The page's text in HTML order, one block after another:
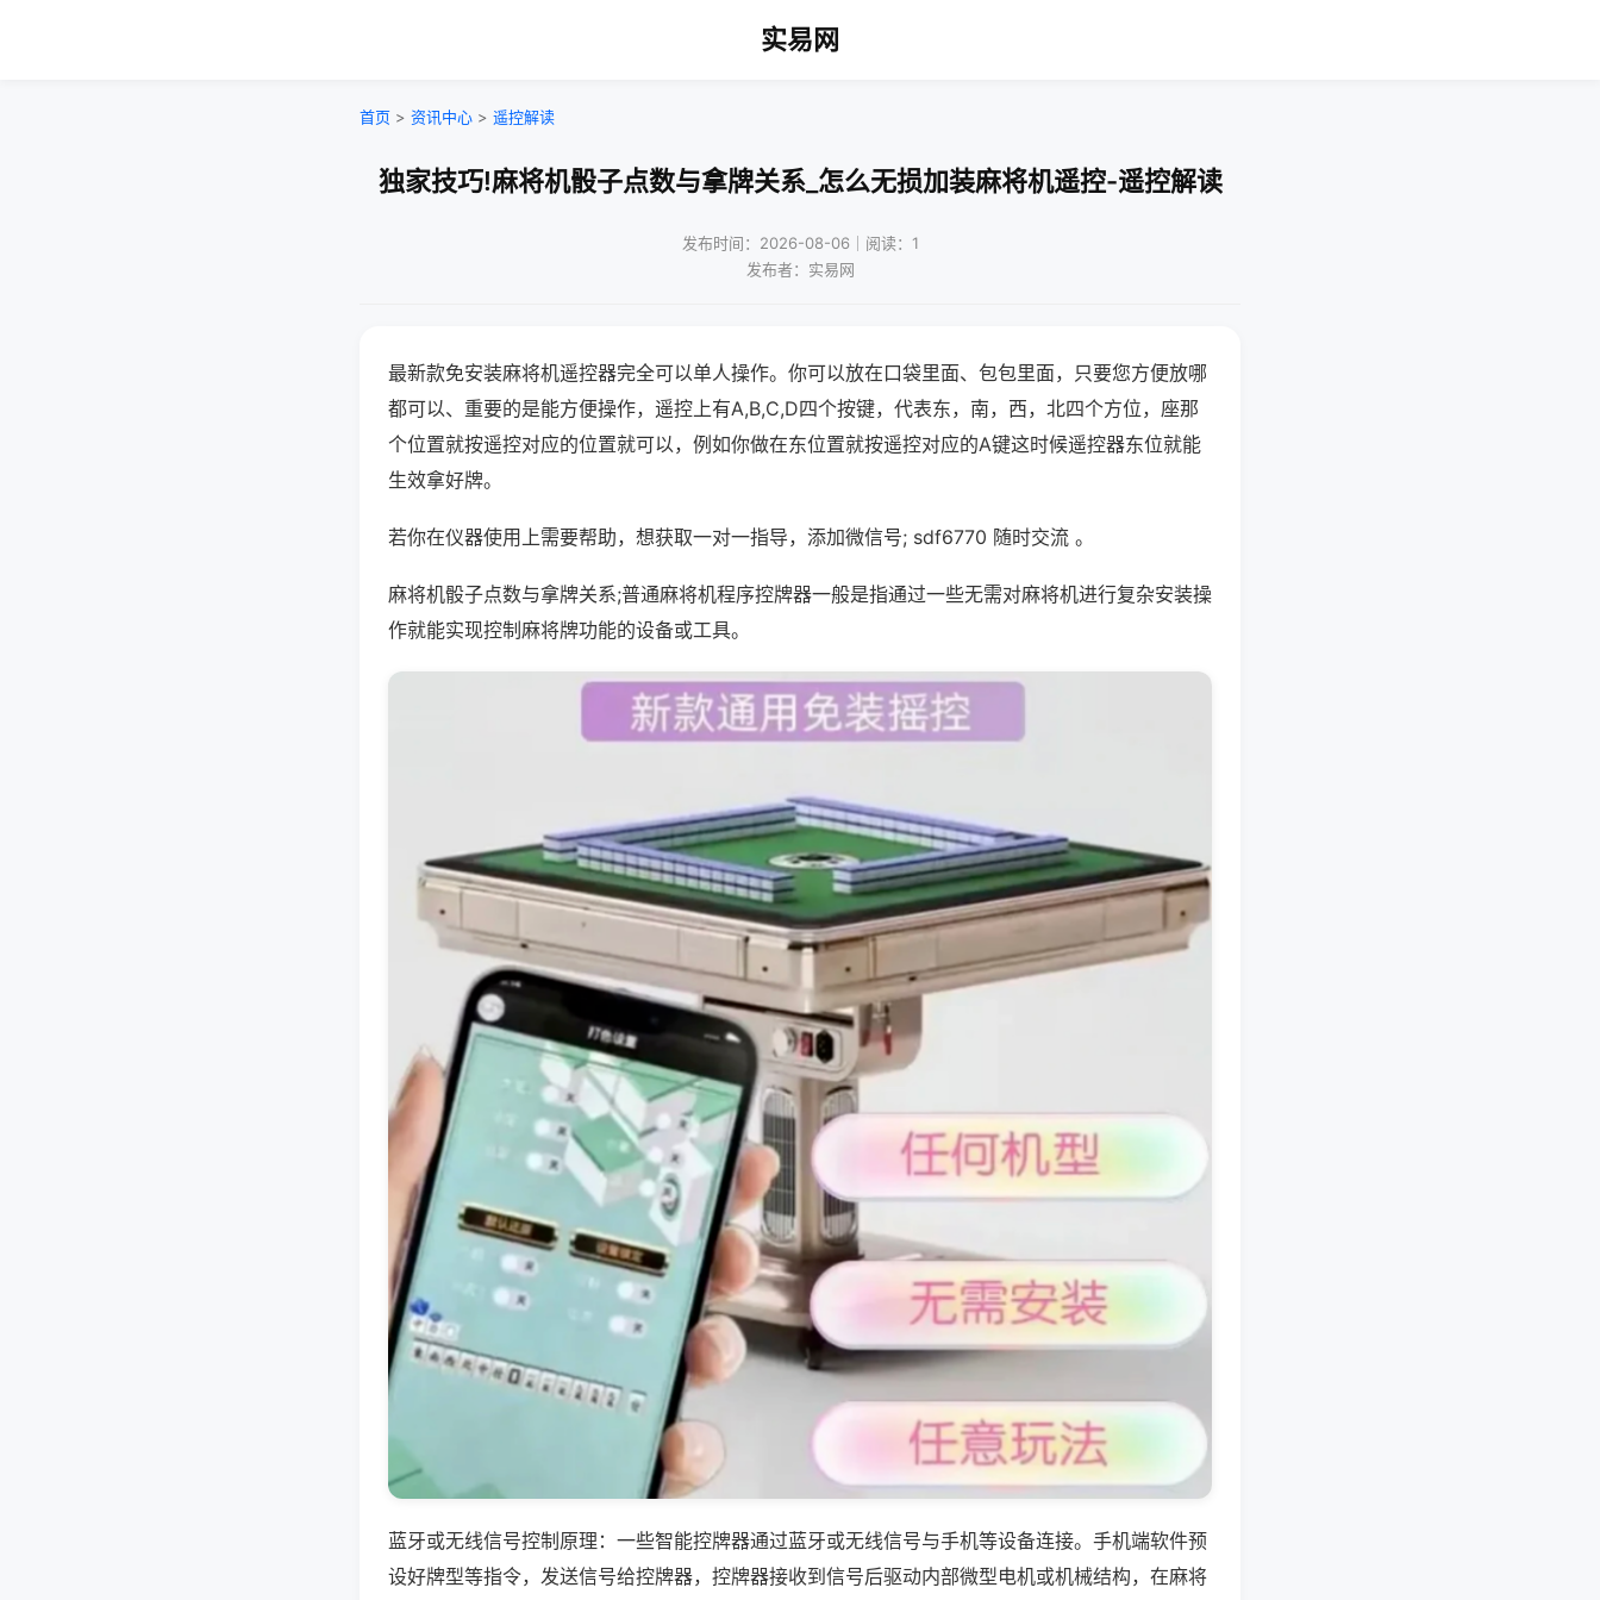
实易网
首页 > 资讯中心 > 遥控解读
独家技巧!麻将机骰子点数与拿牌关系_怎么无损加装麻将机遥控-遥控解读
发布时间：2026-08-06｜阅读：1
发布者：实易网
最新款免安装麻将机遥控器完全可以单人操作。你可以放在口袋里面、包包里面，只要您方便放哪
都可以、重要的是能方便操作，遥控上有A,B,C,D四个按键，代表东，南，西，北四个方位，座那
个位置就按遥控对应的位置就可以，例如你做在东位置就按遥控对应的A键这时候遥控器东位就能
生效拿好牌。
若你在仪器使用上需要帮助，想获取一对一指导，添加微信号; sdf6770 随时交流 。
麻将机骰子点数与拿牌关系;普通麻将机程序控牌器一般是指通过一些无需对麻将机进行复杂安装操
作就能实现控制麻将牌功能的设备或工具。
蓝牙或无线信号控制原理：一些智能控牌器通过蓝牙或无线信号与手机等设备连接。手机端软件预
设好牌型等指令，发送信号给控牌器，控牌器接收到信号后驱动内部微型电机或机械结构，在麻将